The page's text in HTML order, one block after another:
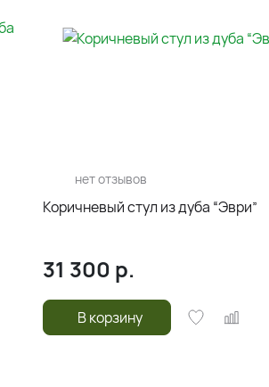
нет отзывов
Коричневый стул из дуба “Эври”
31 300 р.
В корзину